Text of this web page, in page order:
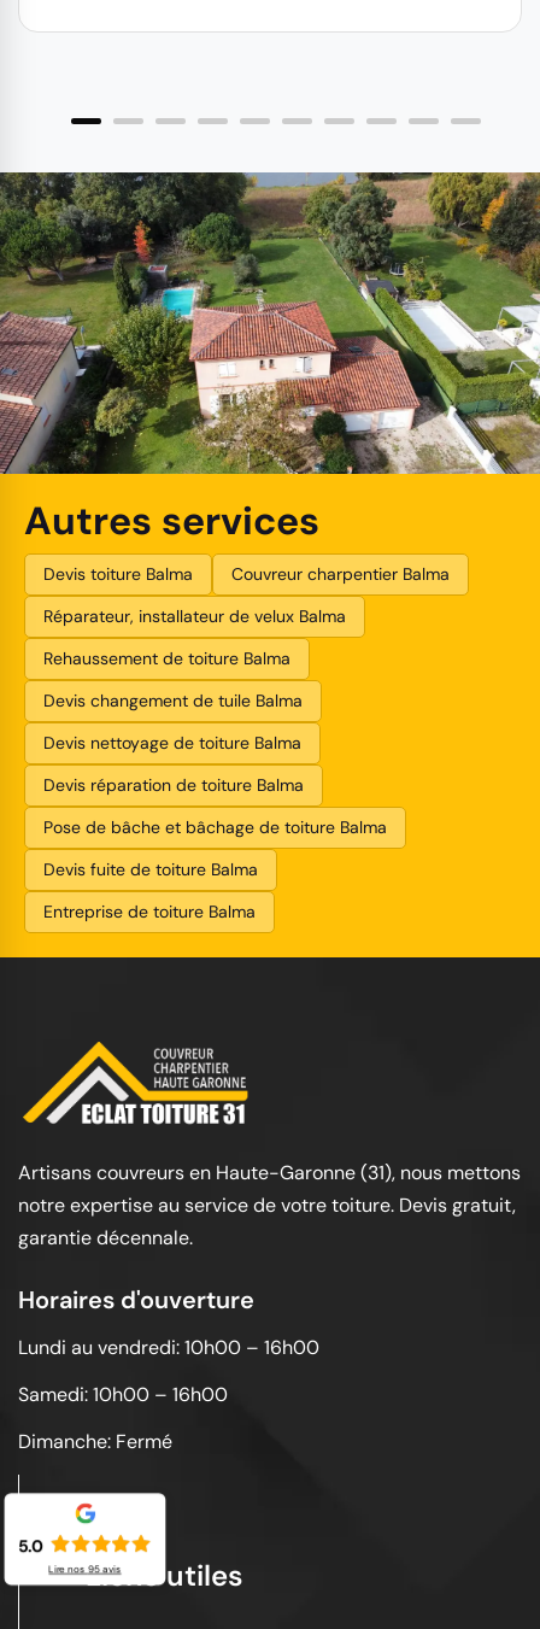
Autres services
Devis toiture Balma
Couvreur charpentier Balma
Réparateur, installateur de velux Balma
Rehaussement de toiture Balma
Devis changement de tuile Balma
Devis nettoyage de toiture Balma
Devis réparation de toiture Balma
Pose de bâche et bâchage de toiture Balma
Devis fuite de toiture Balma
Entreprise de toiture Balma
Artisans couvreurs en Haute-Garonne (31), nous mettons
notre expertise au service de votre toiture. Devis gratuit,
garantie décennale.
Horaires d'ouverture
Lundi au vendredi: 10h00 – 16h00
Samedi: 10h00 – 16h00
Dimanche: Fermé
Liens utiles
5.0
Lire nos 95avis